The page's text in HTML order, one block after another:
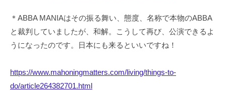
＊ABBA MANIAはその振る舞い、態度、名称で本物のABBA
と裁判していましたが、和解。こうして再び、公演できるよ
うになったのです。日本にも来るといいですね！
https://www.mahoningmatters.com/living/things-to-
do/article264382701.html